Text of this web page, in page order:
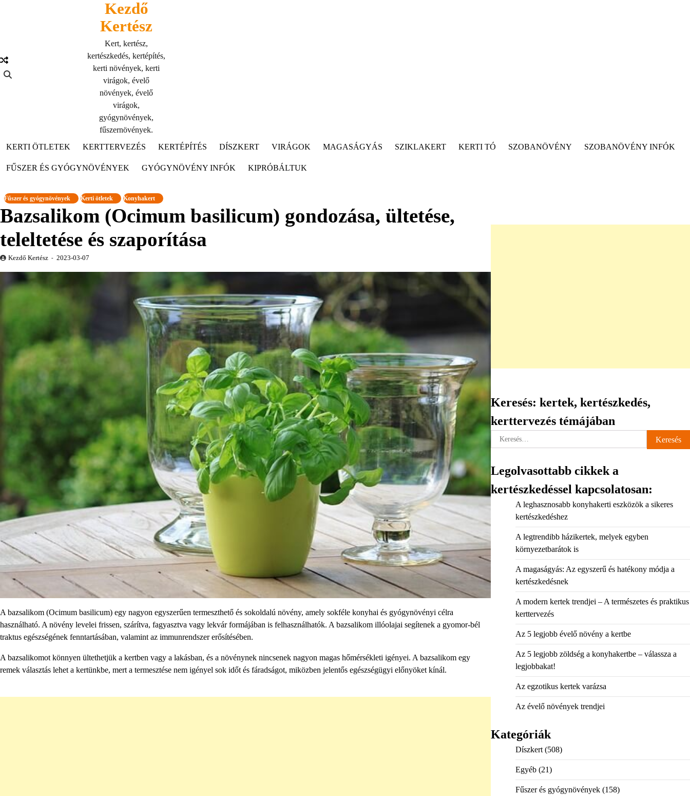
Kezdő
Kertész
Kert, kertész,
kertészkedés, kertépítés,
kerti növények, kerti
virágok, évelő
növények, évelő
virágok,
gyógynövények,
fűszernövények.
KERTI ÖTLETEK
KERTTERVEZÉS KERTÉPÍTÉS DÍSZKERT VIRÁGOK MAGASÁGYÁS SZIKLAKERT KERTI TÓ SZOBANÖVÉNY SZOBANÖVÉNY INFÓK
FŰSZER ÉS GYÓGYNÖVÉNYEK GYÓGYNÖVÉNY INFÓK KIPRÓBÁLTUK
Fűszer és gyógynövények Kerti ötletek Konyhakert
Bazsalikom (Ocimum basilicum) gondozása, ültetése,
teleltetése és szaporítása
Kezdő Kertész 2023-03-07
A bazsalikom (Ocimum basilicum) egy nagyon egyszerűen termeszthető és sokoldalú növény, amely sokféle konyhai és gyógynövényi célra
használható. A növény levelei frissen, szárítva, fagyasztva vagy lekvár formájában is felhasználhatók. A bazsalikom illóolajai segítenek a gyomor-bél
traktus egészségének fenntartásában, valamint az immunrendszer erősítésében.
A bazsalikomot könnyen ültethetjük a kertben vagy a lakásban, és a növénynek nincsenek nagyon magas hőmérsékleti igényei. A bazsalikom egy
remek választás lehet a kertünkbe, mert a termesztése nem igényel sok időt és fáradságot, miközben jelentős egészségügyi előnyöket kínál.
Keresés: kertek, kertészkedés,
kerttervezés témájában
Keresés:
Legolvasottabb cikkek a
kertészkedéssel kapcsolatosan:
A leghasznosabb konyhakerti eszközök a sikeres
kertészkedéshez
A legtrendibb házikertek, melyek egyben
környezetbarátok is
A magaságyás: Az egyszerű és hatékony módja a
kertészkedésnek
A modern kertek trendjei – A természetes és praktikus
kerttervezés
Az 5 legjobb évelő növény a kertbe
Az 5 legjobb zöldség a konyhakertbe – válassza a
legjobbakat!
Az egzotikus kertek varázsa
Az évelő növények trendjei
Kategóriák
Díszkert(508)
Egyéb(21)
Fűszer és gyógynövények(158)